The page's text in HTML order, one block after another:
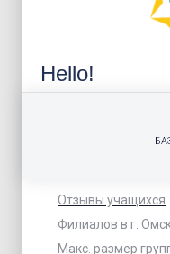
Hello!
Отзывы учащихся
Филиалов в г.
Макс. размер